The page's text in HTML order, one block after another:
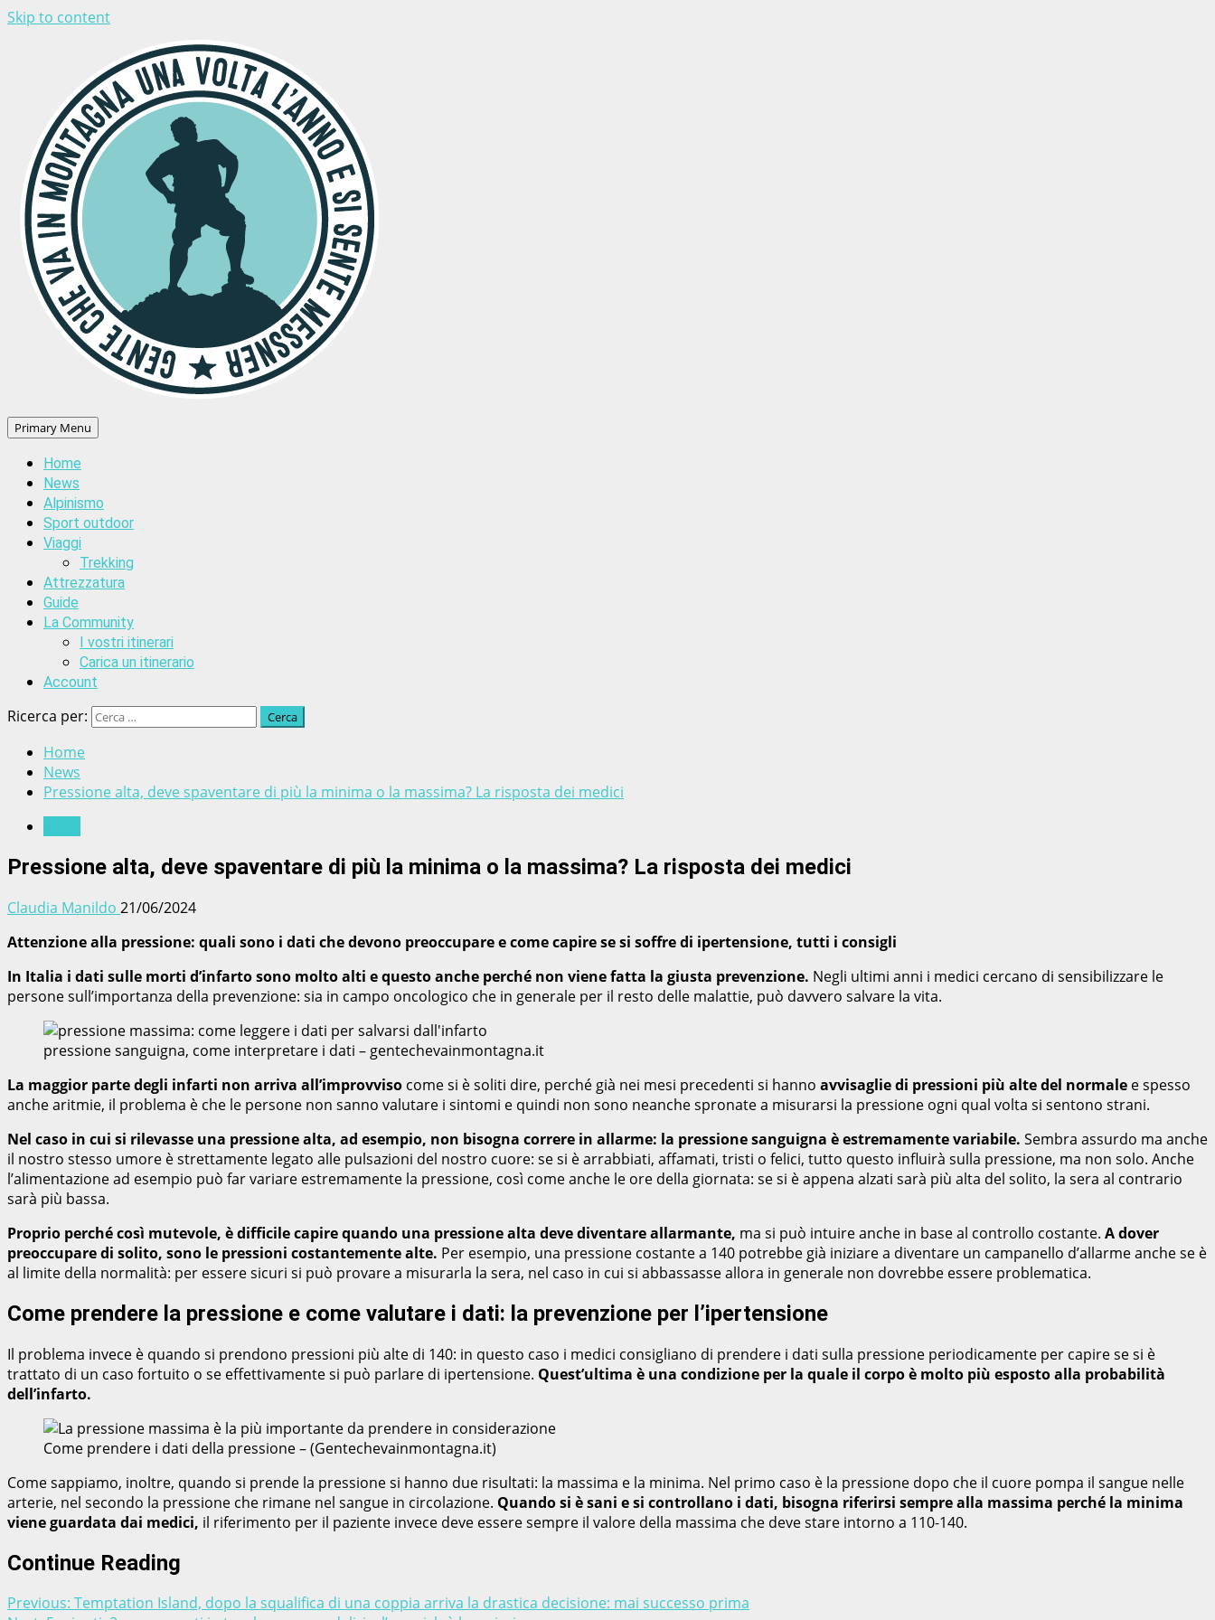
Skip to content
Primary Menu
Home
News
Alpinismo
Sport outdoor
Viaggi
Trekking
Attrezzatura
Guide
La Community
I vostri itinerari
Carica un itinerario
Account
Ricerca per:
Home
News
Pressione alta, deve spaventare di più la minima o la massima? La risposta dei medici
Pressione alta, deve spaventare di più la minima o la massima? La risposta dei medici
Claudia Manildo 21/06/2024
Attenzione alla pressione: quali sono i dati che devono preoccupare e come capire se si soffre di ipertensione, tutti i consigli
In Italia i dati sulle morti d’infarto sono molto alti e questo anche perché non viene fatta la giusta prevenzione. Negli ultimi anni i medici cercano di sensibilizzare le
persone sull’importanza della prevenzione: sia in campo oncologico che in generale per il resto delle malattie, può davvero salvare la vita.
pressione sanguigna, come interpretare i dati – gentechevainmontagna.it
La maggior parte degli infarti non arriva all’improvviso come si è soliti dire, perché già nei mesi precedenti si hanno avvisaglie di pressioni più alte del normale e spesso
anche aritmie, il problema è che le persone non sanno valutare i sintomi e quindi non sono neanche spronate a misurarsi la pressione ogni qual volta si sentono strani.
Nel caso in cui si rilevasse una pressione alta, ad esempio, non bisogna correre in allarme: la pressione sanguigna è estremamente variabile. Sembra assurdo ma anche
il nostro stesso umore è strettamente legato alle pulsazioni del nostro cuore: se si è arrabbiati, affamati, tristi o felici, tutto questo influirà sulla pressione, ma non solo. Anche
l’alimentazione ad esempio può far variare estremamente la pressione, così come anche le ore della giornata: se si è appena alzati sarà più alta del solito, la sera al contrario
sarà più bassa.
Proprio perché così mutevole, è difficile capire quando una pressione alta deve diventare allarmante, ma si può intuire anche in base al controllo costante. A dover
preoccupare di solito, sono le pressioni costantemente alte. Per esempio, una pressione costante a 140 potrebbe già iniziare a diventare un campanello d’allarme anche se è
al limite della normalità: per essere sicuri si può provare a misurarla la sera, nel caso in cui si abbassasse allora in generale non dovrebbe essere problematica.
Come prendere la pressione e come valutare i dati: la prevenzione per l’ipertensione
Il problema invece è quando si prendono pressioni più alte di 140: in questo caso i medici consigliano di prendere i dati sulla pressione periodicamente per capire se si è
trattato di un caso fortuito o se effettivamente si può parlare di ipertensione. Quest’ultima è una condizione per la quale il corpo è molto più esposto alla probabilità
dell’infarto.
Come prendere i dati della pressione – (Gentechevainmontagna.it)
Come sappiamo, inoltre, quando si prende la pressione si hanno due risultati: la massima e la minima. Nel primo caso è la pressione dopo che il cuore pompa il sangue nelle
arterie, nel secondo la pressione che rimane nel sangue in circolazione. Quando si è sani e si controllano i dati, bisogna riferirsi sempre alla massima perché la minima
viene guardata dai medici, il riferimento per il paziente invece deve essere sempre il valore della massima che deve stare intorno a 110-140.
Continue Reading
Previous: Temptation Island, dopo la squalifica di una coppia arriva la drastica decisione: mai successo prima